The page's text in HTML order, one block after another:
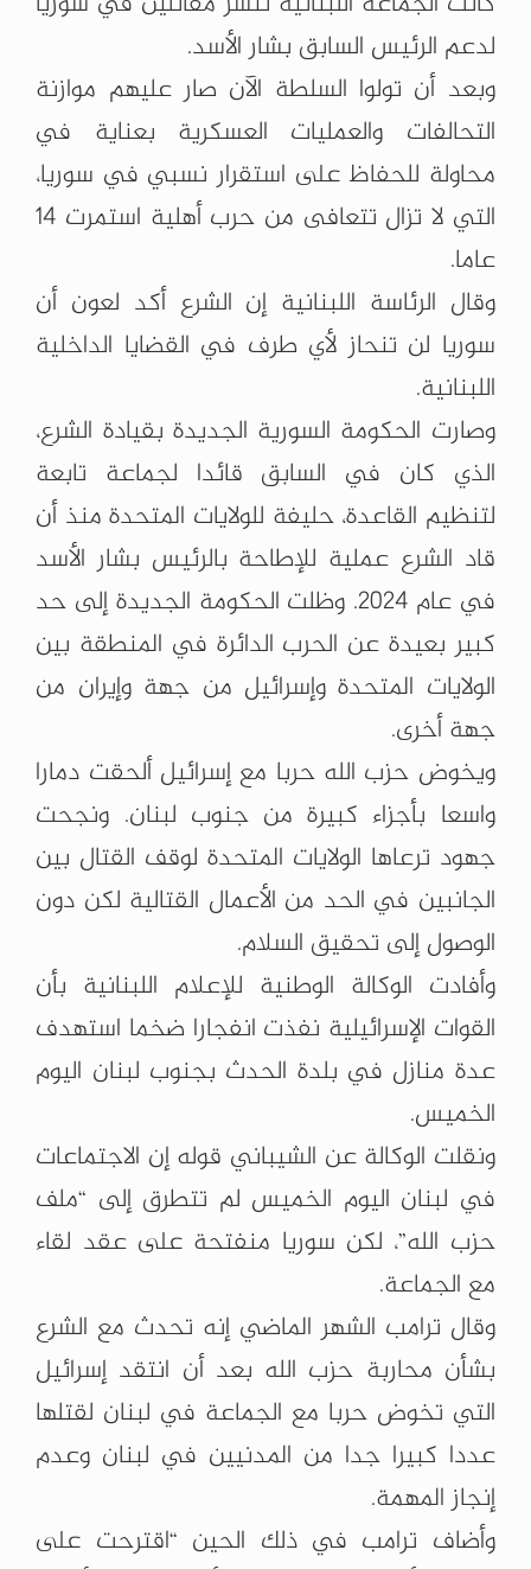
لدعم الرئيس السابق بشار الأسد.
وبعد أن تولوا السلطة الآن صار عليهم موازنة
التحالفات والعمليات العسكرية بعناية في
محاولة للحفاظ على استقرار نسبي في سوريا،
التي لا تزال تتعافى من حرب أهلية استمرت 14
عاما.
وقال الرئاسة اللبنانية إن الشرع أكد لعون أن
سوريا لن تنحاز لأي طرف في القضايا الداخلية
اللبنانية.
وصارت الحكومة السورية الجديدة بقيادة الشرع،
الذي كان في السابق قائدا لجماعة تابعة
لتنظيم القاعدة، حليفة للولايات المتحدة منذ أن
قاد الشرع عملية للإطاحة بالرئيس بشار الأسد
في عام 2024. وظلت الحكومة الجديدة إلى حد
كبير بعيدة عن الحرب الدائرة في المنطقة بين
الولايات المتحدة وإسرائيل من جهة وإيران من
جهة أخرى.
ويخوض حزب الله حربا مع إسرائيل ألحقت دمارا
واسعا بأجزاء كبيرة من جنوب لبنان. ونجحت
جهود ترعاها الولايات المتحدة لوقف القتال بين
الجانبين في الحد من الأعمال القتالية لكن دون
الوصول إلى تحقيق السلام.
وأفادت الوكالة الوطنية للإعلام اللبنانية بأن
القوات الإسرائيلية نفذت انفجارا ضخما استهدف
عدة منازل في بلدة الحدث بجنوب لبنان اليوم
الخميس.
ونقلت الوكالة عن الشيباني قوله إن الاجتماعات
في لبنان اليوم الخميس لم تتطرق إلى “ملف
حزب الله”، لكن سوريا منفتحة على عقد لقاء
مع الجماعة.
وقال ترامب الشهر الماضي إنه تحدث مع الشرع
بشأن محاربة حزب الله بعد أن انتقد إسرائيل
التي تخوض حربا مع الجماعة في لبنان لقتلها
عددا كبيرا جدا من المدنيين في لبنان وعدم
إنجاز المهمة.
وأضاف ترامب في ذلك الحين “اقترحت على